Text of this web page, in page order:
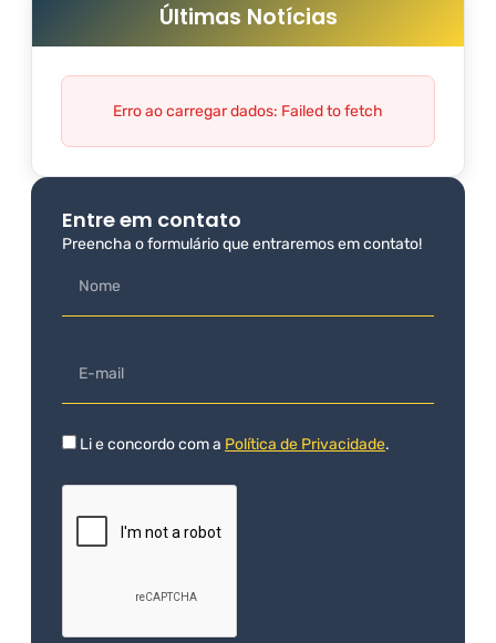
Últimas Notícias
Erro ao carregar dados: Failed to fetch
Entre em contato
Preencha o formulário que entraremos em contato!
Li e concordo com a Política de Privacidade.